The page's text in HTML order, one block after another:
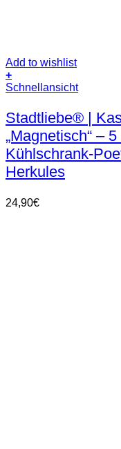
Add to wishlist
+
Schnellansicht
Stadtliebe® |
„Magnetisch“ –
Kühlschrank-
Herkules
24,90€